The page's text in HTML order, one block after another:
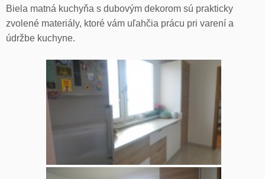
Biela matná kuchyňa s dubovým dekorom sú prakticky
zvolené materiály, ktoré vám uľahčia prácu pri varení a
údržbe kuchyne.